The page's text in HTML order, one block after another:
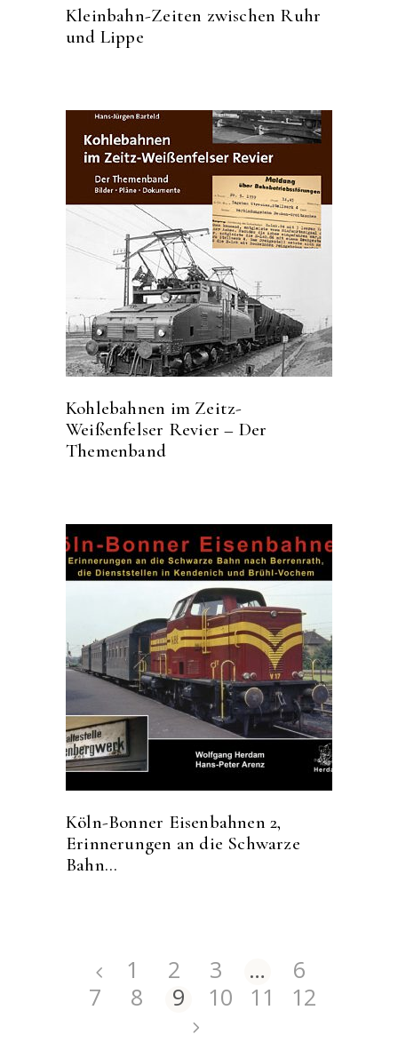
Kleinbahn-Zeiten zwischen Ruhr
und Lippe
Kohlebahnen im Zeitz-
Weißenfelser Revier – Der
Themenband
Köln-Bonner Eisenbahnen 2,
Erinnerungen an die Schwarze
Bahn…
1 2 3 …
6
7
8 9 10 11 12